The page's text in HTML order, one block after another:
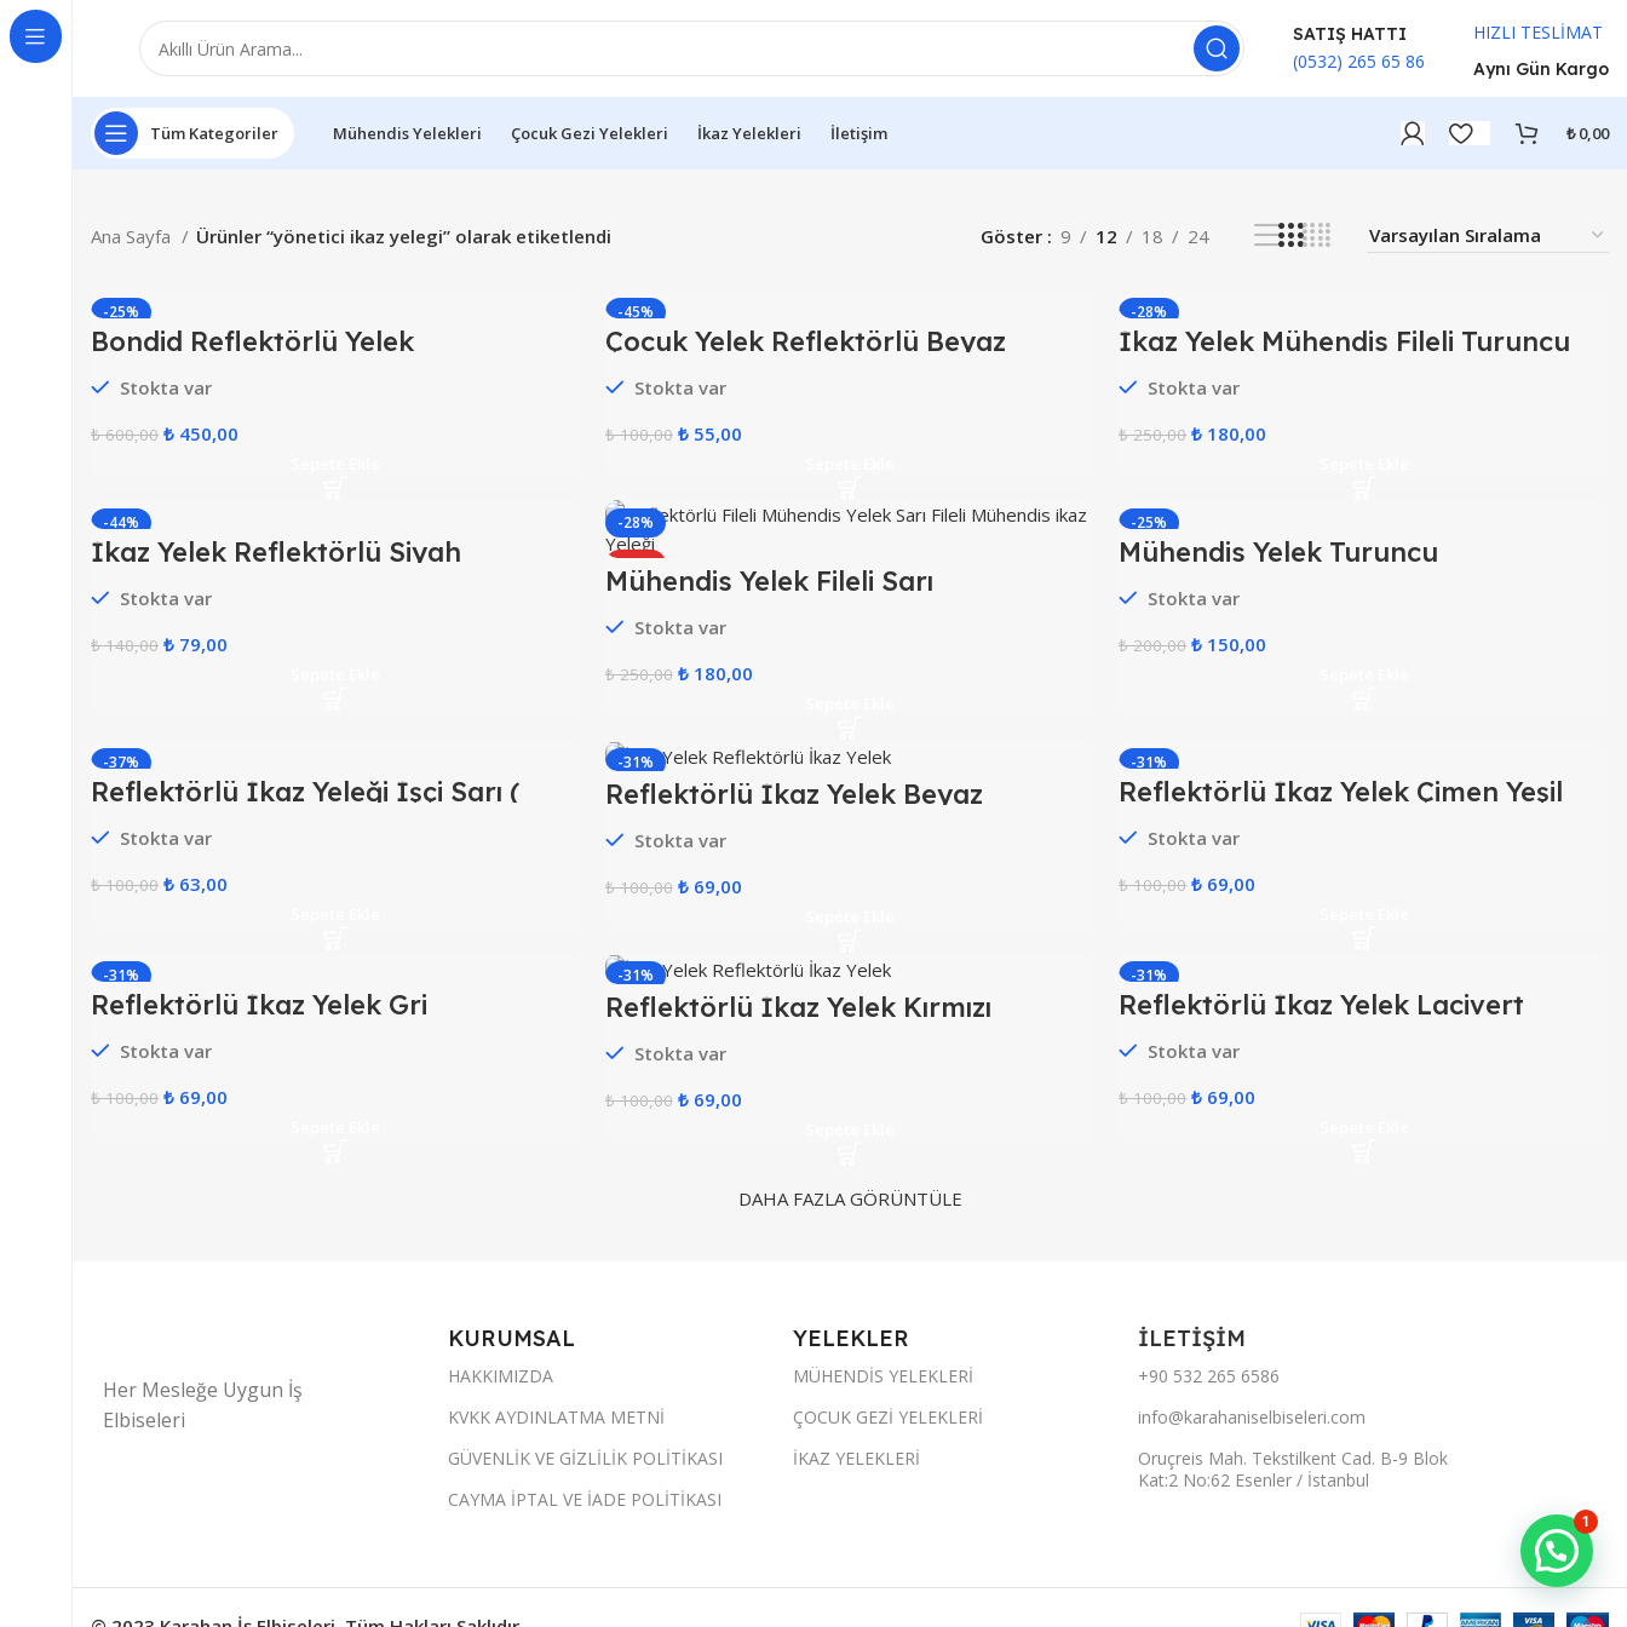
SATIŞ HATTI
(0532) 265 65 86
HIZLI TESLİMAT
Aynı Gün Kargo
Tüm Kategoriler Mühendis Yelekleri Çocuk Gezi Yelekleri İkaz Yelekleri İletişim ₺0,00
Ana Sayfa Ürünler “yönetici ikaz yelegi” olarak etiketlendi Göster 9 12 18 24
-25%
Bondid Reflektörlü Yelek
Stokta var
₺600,00 ₺ 450,00
-45%
HOT
Çocuk Yelek Reflektörlü Beyaz
Stokta var
₺100,00 ₺55,00
-28%
HOT
İkaz Yelek Mühendis Fileli Turuncu
Stokta var
₺250,00 ₺ 180,00
-44%
İkaz Yelek Reflektörlü Siyah
Stokta var
₺140,00 ₺ 79,00
-28%
HOT
Mühendis Yelek Fileli Sarı
Stokta var
₺250,00 ₺180,00
-25%
Mühendis Yelek Turuncu
Stokta var
₺200,00 ₺ 150,00
-37%
Reflektörlü İkaz Yeleği İşçi Sarı (
Stokta var
₺100,00 ₺ 63,00
-31%
HOT
Reflektörlü İkaz Yelek Beyaz
Stokta var
₺100,00 ₺69,00
-31%
HOT
Reflektörlü İkaz Yelek Çimen Yeşil
Stokta var
₺100,00 ₺ 69,00
-31%
HOT
Reflektörlü İkaz Yelek Gri
Stokta var
₺100,00 ₺ 69,00
-31%
Reflektörlü İkaz Yelek Kırmızı
Stokta var
₺100,00 ₺69,00
-31%
HOT
Reflektörlü İkaz Yelek Lacivert
Stokta var
₺100,00 ₺ 69,00
DAHA FAZLA GÖRÜNTÜLE
Her Mesleğe Uygun İş
Elbiseleri
KURUMSAL
HAKKIMIZDA
KVKK AYDINLATMA METNİ
GÜVENLİK VE GİZLİLİK POLİTİKASI
CAYMA İPTAL VE İADE POLİTİKASI
YELEKLER
MÜHENDİS YELEKLERİ
ÇOCUK GEZİ YELEKLERİ
İKAZ YELEKLERİ
İLETİŞİM
+90 532 265 6586
info@karahaniselbiseleri.com
Oruçreis Mah. Tekstilkent Cad. B-9 Blok
Kat:2 No:62 Esenler / İstanbul
1